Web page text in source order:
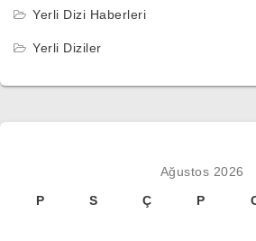
Yerli Dizi Haberleri
Yerli Diziler
Ağustos 2026
P
S Ç P